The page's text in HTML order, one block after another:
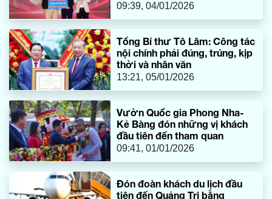
09:39, 04/01/2026
Tổng Bí thư Tô Lâm: Công tác
nội chính phải đúng, trúng, kịp
thời và nhân văn
13:21, 05/01/2026
Vườn Quốc gia Phong Nha-
Kẻ Bàng đón những vị khách
đầu tiên đến tham quan
09:41, 01/01/2026
Đón đoàn khách du lịch đầu
tiên đến Quảng Trị bằng